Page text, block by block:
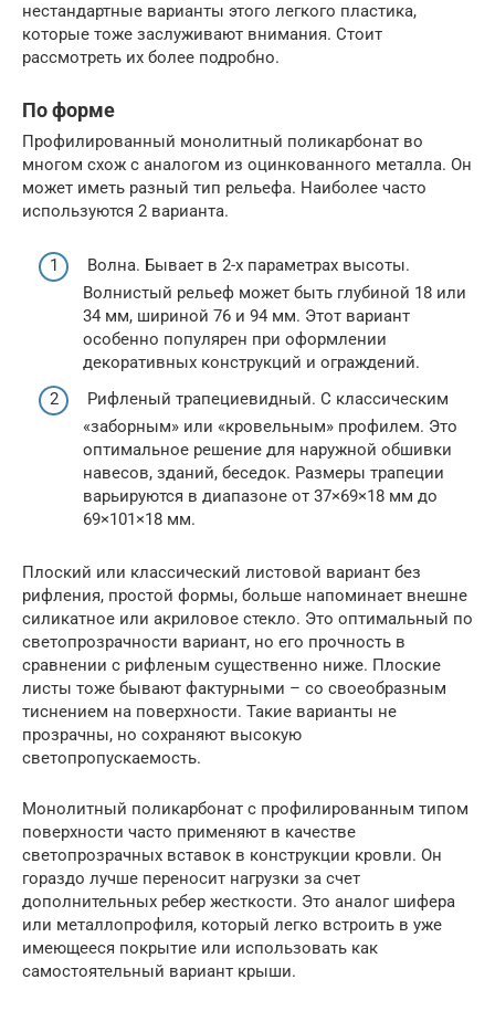
нестандартные варианты этого легкого пластика,
которые тоже заслуживают внимания. Стоит
рассмотреть их более подробно.
По форме
Профилированный монолитный поликарбонат во
многом схож с аналогом из оцинкованного металла. Он
может иметь разный тип рельефа. Наиболее часто
используются 2 варианта.
Волна. Бывает в 2-х параметрах высоты.
Волнистый рельеф может быть глубиной 18 или
34 мм, шириной 76 и 94 мм. Этот вариант
особенно популярен при оформлении
декоративных конструкций и ограждений.
Рифленый трапециевидный. С классическим
«заборным» или «кровельным» профилем. Это
оптимальное решение для наружной обшивки
навесов, зданий, беседок. Размеры трапеции
варьируются в диапазоне от 37×69×18 мм до
69×101×18 мм.
Плоский или классический листовой вариант без
рифления, простой формы, больше напоминает внешне
силикатное или акриловое стекло. Это оптимальный по
светопрозрачности вариант, но его прочность в
сравнении с рифленым существенно ниже. Плоские
листы тоже бывают фактурными – со своеобразным
тиснением на поверхности. Такие варианты не
прозрачны, но сохраняют высокую
светопропускаемость.
Монолитный поликарбонат с профилированным типом
поверхности часто применяют в качестве
светопрозрачных вставок в конструкции кровли. Он
гораздо лучше переносит нагрузки за счет
дополнительных ребер жесткости. Это аналог шифера
или металлопрофиля, который легко встроить в уже
имеющееся покрытие или использовать как
самостоятельный вариант крыши.